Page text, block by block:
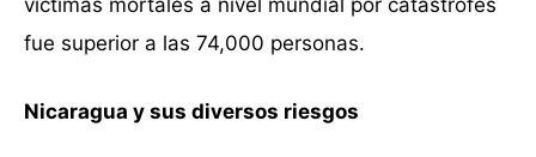
fue superior a las 74,000 personas.
Nicaragua y sus diversos riesgos